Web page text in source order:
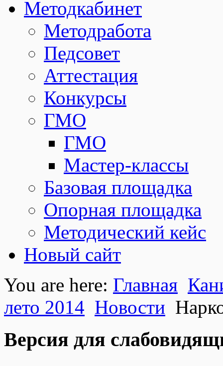
Методкабинет
Методработа
Педсовет
Аттестация
Конкурсы
ГМО
ГМО
Мастер-классы
Базовая площадка
Опорная площадка
Методический кейс
Новый сайт
You are here: Главная
лето 2014 Новости
Версия для